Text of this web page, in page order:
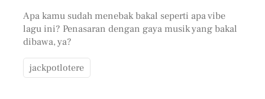
Apa kamu sudah menebak bakal seperti apa vibe
lagu ini? Penasaran dengan gaya musik yang bakal
dibawa, ya?
jackpotlotere